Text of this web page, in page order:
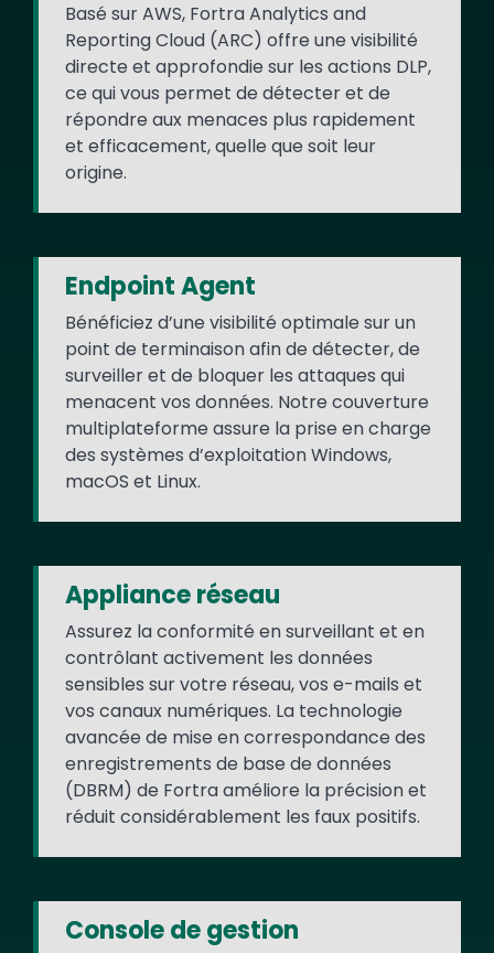
Basé sur AWS, Fortra Analytics and
Reporting Cloud (ARC) offre une visibilité
directe et approfondie sur les actions DLP,
ce qui vous permet de détecter et de
répondre aux menaces plus rapidement
et efficacement, quelle que soit leur
origine.
Endpoint Agent
Bénéficiez d’une visibilité optimale sur un
point de terminaison afin de détecter, de
surveiller et de bloquer les attaques qui
menacent vos données. Notre couverture
multiplateforme assure la prise en charge
des systèmes d’exploitation Windows,
macOS et Linux.
Appliance réseau
Assurez la conformité en surveillant et en
contrôlant activement les données
sensibles sur votre réseau, vos e-mails et
vos canaux numériques. La technologie
avancée de mise en correspondance des
enregistrements de base de données
(DBRM) de Fortra améliore la précision et
réduit considérablement les faux positifs.
Console de gestion